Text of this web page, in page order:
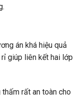
án khá hiệu quả
giúp liên kết hai lớp
rất an toàn cho